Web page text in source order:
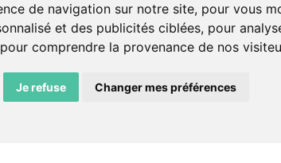
de navigation sur notre site, pour vous
et des publicités ciblées, pour
comprendre la provenance de nos
Je refuse Changer mes préférences